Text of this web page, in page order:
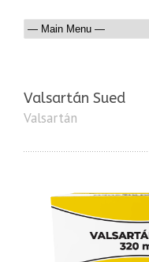
Valsartán Sued
Valsartán